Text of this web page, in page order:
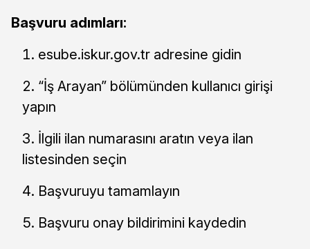
Başvuru adımları:
esube.iskur.gov.tr adresine gidin
“İş Arayan” bölümünden kullanıcı girişi
yapın
İlgili ilan numarasını aratın veya ilan
listesinden seçin
Başvuruyu tamamlayın
Başvuru onay bildirimini kaydedin